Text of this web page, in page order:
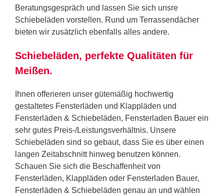
Beratungsgespräch und lassen Sie sich unsre
Schiebeläden vorstellen. Rund um Terrassendächer
bieten wir zusätzlich ebenfalls alles andere.
Schiebeläden, perfekte Qualitäten für
Meißen.
Ihnen offerieren unser gütemäßig hochwertig
gestaltetes Fensterläden und Klappläden und
Fensterläden & Schiebeläden, Fensterladen Bauer ein
sehr gutes Preis-/Leistungsverhältnis. Unsere
Schiebeläden sind so gebaut, dass Sie es über einen
langen Zeitabschnitt hinweg benutzen können.
Schauen Sie sich die Beschaffenheit von
Fensterläden, Klappläden oder Fensterladen Bauer,
Fensterläden & Schiebeläden genau an und wählen